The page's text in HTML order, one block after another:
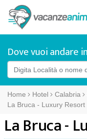
Dove vuoi andare
Home Hotel Calabria
La Bruca - Luxury Resort
La Bruca -